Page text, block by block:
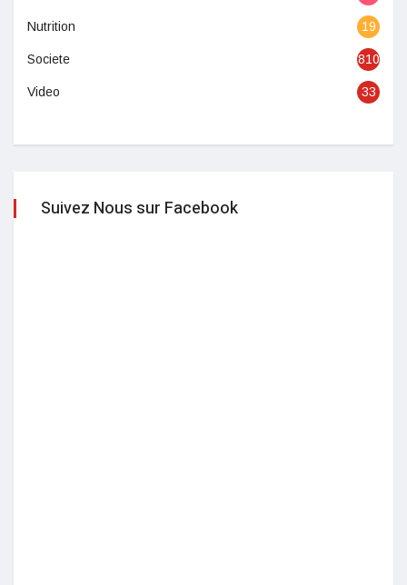
Nutrition 19
Societe 810
Video 33
Suivez Nous sur Facebook